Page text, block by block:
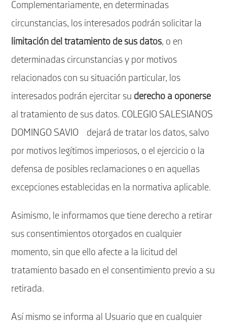
Complementariamente, en determinadas
circunstancias, los interesados podrán solicitar la
limitación del tratamiento de sus datos, o en
determinadas circunstancias y por motivos
relacionados con su situación particular, los
interesados podrán ejercitar su derecho a oponerse
al tratamiento de sus datos. COLEGIO SALESIANOS
DOMINGO SAVIO dejará de tratar los datos, salvo
por motivos legítimos imperiosos, o el ejercicio o la
defensa de posibles reclamaciones o en aquellas
excepciones establecidas en la normativa aplicable.
Asimismo, le informamos que tiene derecho a retirar
sus consentimientos otorgados en cualquier
momento, sin que ello afecte a la licitud del
tratamiento basado en el consentimiento previo a su
retirada.
Así mismo se informa al Usuario que en cualquier